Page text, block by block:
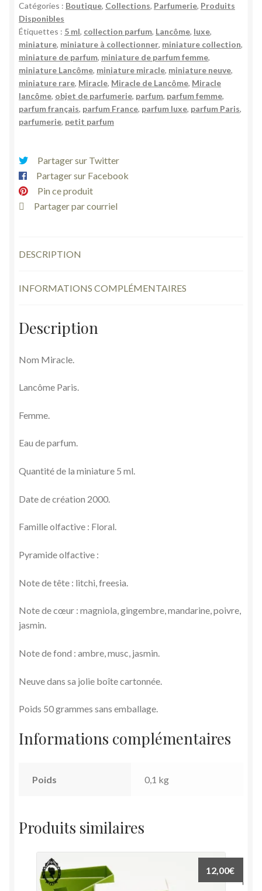
parfum
Miracle
Lancôme
5
ml
NEUVE
Catégories : Boutique, Collections, Parfumerie, Produits
Disponibles
Étiquettes : 5 ml, collection parfum, Lancôme, luxe,
miniature, miniature à collectionner, miniature collection,
miniature de parfum, miniature de parfum femme,
miniature Lancôme, miniature miracle, miniature neuve,
miniature rare, Miracle, Miracle de Lancôme, Miracle
lancôme, objet de parfumerie, parfum, parfum femme,
parfum français, parfum France, parfum luxe, parfum Paris,
parfumerie, petit parfum
Partager sur Twitter
Partager sur Facebook
Pin ce produit
Partager par courriel
DESCRIPTION
INFORMATIONS COMPLÉMENTAIRES
Description
Nom Miracle.
Lancôme Paris.
Femme.
Eau de parfum.
Quantité de la miniature 5 ml.
Date de création 2000.
Famille olfactive : Floral.
Pyramide olfactive :
Note de tête : litchi, freesia.
Note de cœur : magniola, gingembre, mandarine, poivre,
jasmin.
Note de fond : ambre, musc, jasmin.
Neuve dans sa jolie boîte cartonnée.
Poids 50 grammes sans emballage.
Informations complémentaires
Poids 0,1 kg
Produits similaires
12,00€